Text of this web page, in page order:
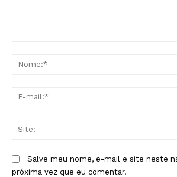
Salve meu nome, e-mail e site neste
próxima vez que eu comentar.